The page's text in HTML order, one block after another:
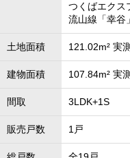
つくばエクス
流山線「幸谷
土地面積 121.02m² 実測
建物面積 107.84m² 実測
間取 3LDK+1S
販売戸数 1戸